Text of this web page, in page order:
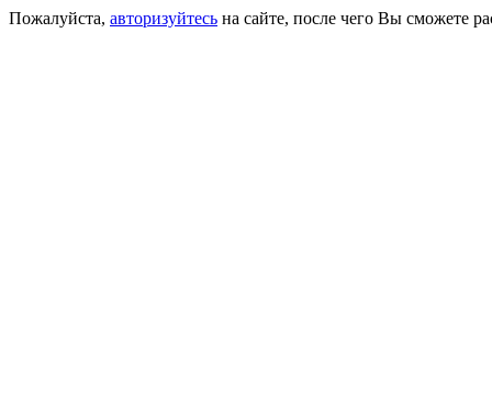
Пожалуйста, авторизуйтесь на сайте, после чего Вы сможете